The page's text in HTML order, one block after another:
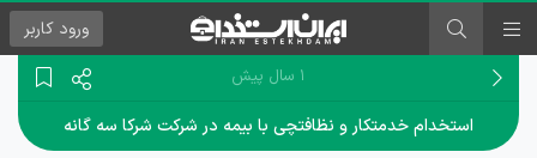
ورود کاربر
۱ سال پیش
استخدام خدمتکار و نظافتچی با بیمه در شرکت شرکا سه گانه